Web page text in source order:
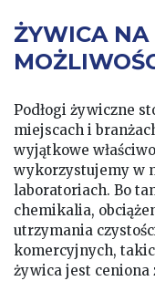
ŻYWICA NA
Podłogi żywiczne
miejscach i
wyjątkowe
wykorzystujemy w
laboratoriach. Bo
chemikalia,
utrzymania
komercyjnych,
żywica jest ceniona